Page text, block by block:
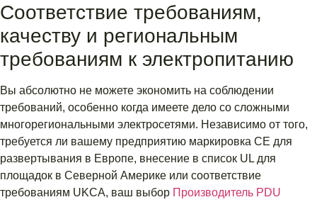
Соответствие требованиям,
качеству и региональным
требованиям к электропитанию
Вы абсолютно не можете экономить на соблюдении
требований, особенно когда имеете дело со сложными
многорегиональными электросетями. Независимо от того,
требуется ли вашему предприятию маркировка CE для
развертывания в Европе, внесение в список UL для
площадок в Северной Америке или соответствие
требованиям UKCA, ваш выбор Производитель PDU